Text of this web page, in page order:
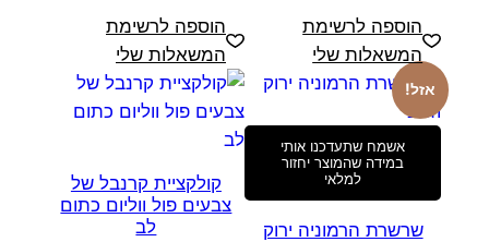
הוספה לרשימת
המשאלות שלי
הוספה לרשימת
המשאלות שלי
אזל!
אשמח שתעדכנו אותי
במידה שהמוצר יחזור
למלאי
שרשרת הרמוניה ירוק
קולקציית קרנבל של
צבעים פול ווליום כתום
לב